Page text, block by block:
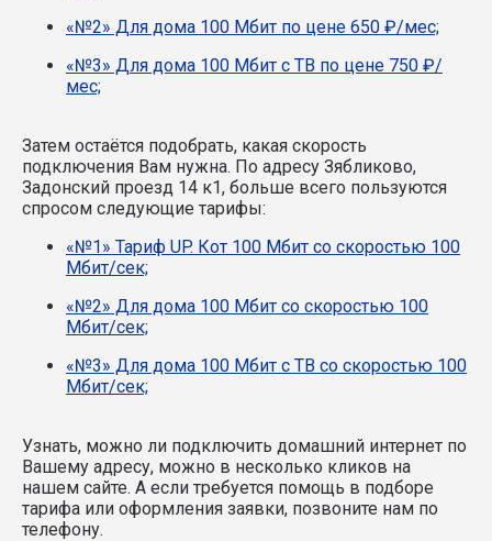
«№2» Для дома 100 Мбит по цене 650 ₽/мес;
«№3» Для дома 100 Мбит с ТВ по цене 750 ₽/
мес;
Затем остаётся подобрать, какая скорость
подключения Вам нужна. По адресу Зябликово,
Задонский проезд 14 к1, больше всего пользуются
спросом следующие тарифы:
«№1» Тариф UP. Кот 100 Мбит со скоростью 100
Мбит/сек;
«№2» Для дома 100 Мбит со скоростью 100
Мбит/сек;
«№3» Для дома 100 Мбит с ТВ со скоростью 100
Мбит/сек;
Узнать, можно ли подключить домашний интернет по
Вашему адресу, можно в несколько кликов на
нашем сайте. А если требуется помощь в подборе
тарифа или оформления заявки, позвоните нам по
телефону.